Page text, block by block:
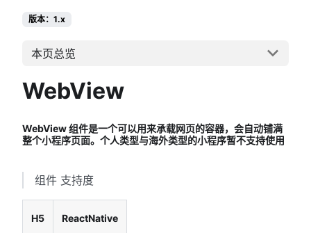
版本：1.x
本页总览
WebView
WebView 组件是一个可以用来承载网页的容器，会自动铺满
整个小程序页面。个人类型与海外类型的小程序暂不支持使用
组件 支持度
H5 ReactNative